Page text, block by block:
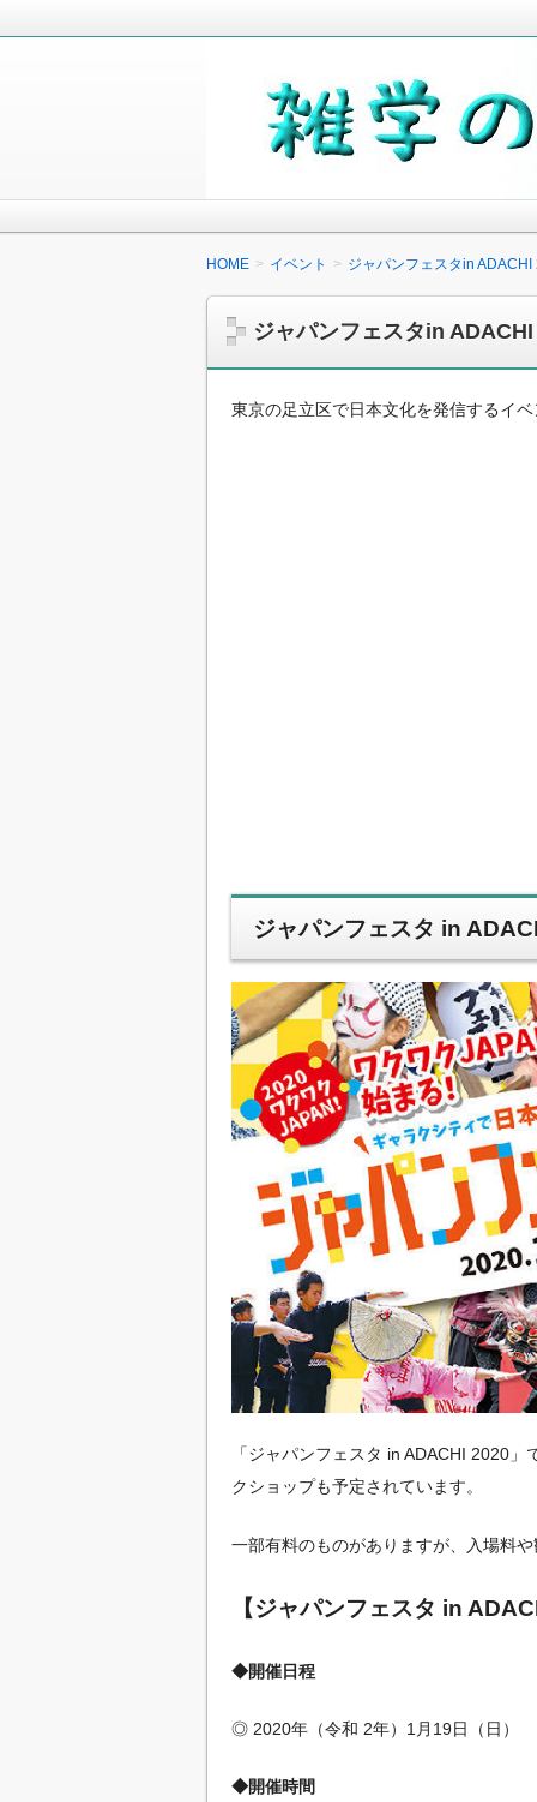
雑学の小箱
少しでも役に立つことがあれば嬉し
HOME イベント ジャパンフェスタin
ジャパンフェスタin
東京の足立区で日本文化を発信するイ
ジャパンフェスタ in
「ジャパンフェスタ in ADACHI 2020
クショップも予定されています。
一部有料のものがありますが、入場料
【ジャパンフェスタ in
◆開催日程
◎ 2020年（令和 2年）1月19日（日）
◆開催時間